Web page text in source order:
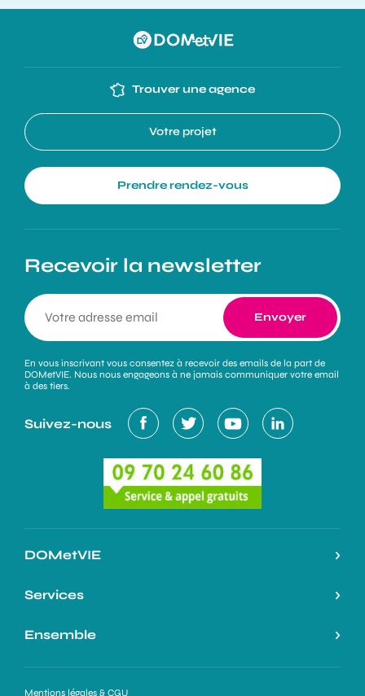
Trouver une agence
Votre projet
Prendre rendez-vous
DOMetVIE
Notre histoire
Services
Nos services
Demande de devis
Ensemble
Recevoir la newsletter
En vous inscrivant vous consentez à recevoir des emails de la part de
DOMetVIE. Nous nous engageons à ne jamais communiquer votre email
à des tiers.
Suivez-nous
Mentions légales & CGU